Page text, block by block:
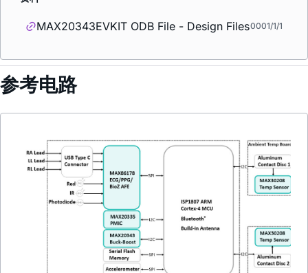
MAX20343EVKIT ODB File - Design Files0001/1/1
参考电路